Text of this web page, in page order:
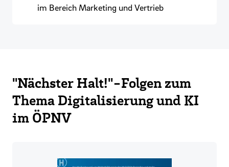
im Bereich Marketing und Vertrieb
"Nächster Halt!"-Folgen zum
Thema Digitalisierung und KI
im ÖPNV